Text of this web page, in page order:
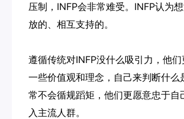
压制，INFP会非常难受。INFP认为
放的、相互支持的。
遵循传统对INFP没什么吸引力，他
一些价值观和理念，自己来判断什么
常不会循规蹈矩，他们更愿意忠于自
入主流人群。